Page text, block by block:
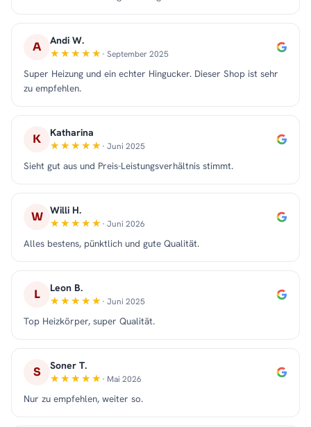
A Andi W.
· September 2025
Super Heizung und ein echter Hingucker. Dieser Shop ist sehr
zu empfehlen.
K Katharina
· Juni 2025
Sieht gut aus und Preis-Leistungsverhältnis stimmt.
W Willi H.
· Juni 2026
Alles bestens, pünktlich und gute Qualität.
L Leon B.
· Juni 2025
Top Heizkörper, super Qualität.
S Soner T.
· Mai 2026
Nur zu empfehlen, weiter so.